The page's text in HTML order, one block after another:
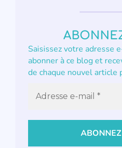
Saisissez votre adresse
abonner à ce blog et
de chaque nouvel article